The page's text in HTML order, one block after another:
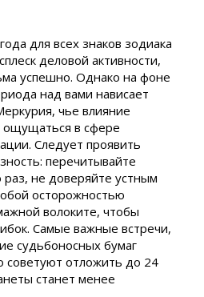
для всех знаков зодиака
деловой активности,
успешно. Однако на фоне
над вами нависает
чье влияние
ощущаться в сфере
Следует проявить
перечитывайте
раз, не доверяйте устным
осторожностью
волоките, чтобы
Самые важные встречи,
судьбоносных бумаг
советуют отложить до 24
станет менее